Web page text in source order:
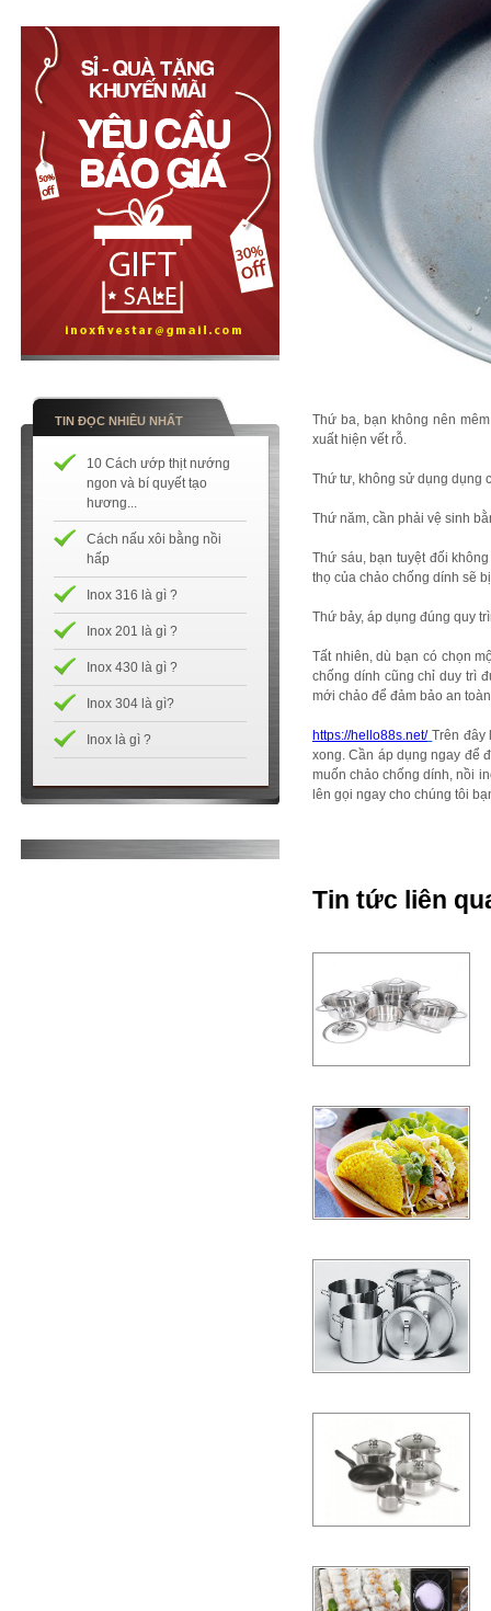
TIN ĐỌC NHIỀU NHẤT
10 Cách ướp thịt nướng
ngon và bí quyết tạo
hương...
Cách nấu xôi bằng nồi
hấp
Inox 316 là gì ?
Inox 201 là gì ?
Inox 430 là gì ?
Inox 304 là gì?
Inox là gì ?
Thứ ba, bạn không nên
xuất hiện vết rỗ.
Thứ tư, không sử dụng dụng
Thứ năm, cần phải vệ sinh
Thứ sáu, bạn tuyệt đối
thọ của chảo chống dính sẽ
Thứ bảy, áp dụng đúng quy
Tất nhiên, dù bạn có chọn
chống dính cũng chỉ duy trì
mới chảo để đảm bảo an
https://hello88s.net/ Trên đây
xong. Cần áp dụng ngay để
muốn chảo chống dính, nồi
lên gọi ngay cho chúng tôi
Tin tức liên